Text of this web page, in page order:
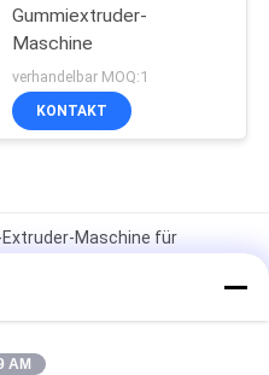
Gummiextruder-
Maschine
verhandelbar MOQ:1
KONTAKT
Maschine für
Herstellung der Zufuhr-
AM